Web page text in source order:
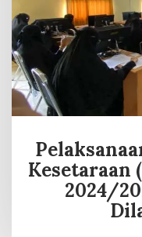
Kesetaraan
2024/